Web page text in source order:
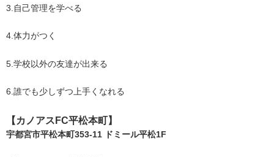
3.自己管理を学べる
4.体力がつく
5.学校以外の友達が出来る
6.誰でも少しずつ上手くなれる
【​カノアスFC平松本町】
宇都宮市平松本町353-11 ドミール平松1F